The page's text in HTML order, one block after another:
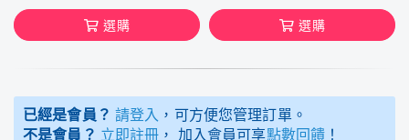
選購 選購
已經是會員？ 請登入 ，可方便您管理訂單。
不是會員？ 立即註冊 ， 加入會員可享點數回饋！